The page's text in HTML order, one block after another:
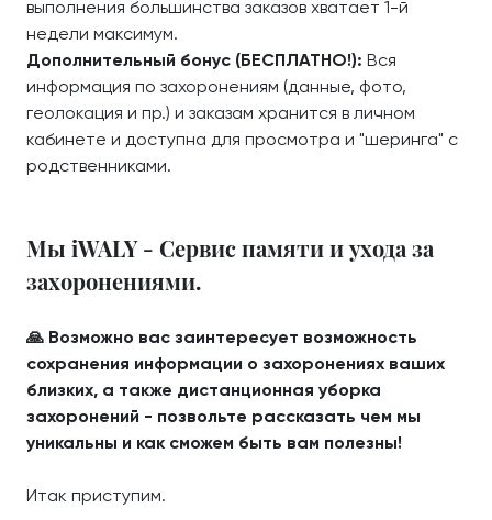
выполнения большинства заказов хватает 1-й
недели максимум.
Дополнительный бонус (БЕСПЛАТНО!): Вся
информация по захоронениям (данные, фото,
геолокация и пр.) и заказам хранится в личном
кабинете и доступна для просмотра и "шеринга" с
родственниками.
Мы iWALY - Сервис памяти и ухода за
захоронениями.
🙏 Возможно вас заинтересует возможность
сохранения информации о захоронениях ваших
близких, а также дистанционная уборка
захоронений - позвольте рассказать чем мы
уникальны и как сможем быть вам полезны!
Итак приступим.